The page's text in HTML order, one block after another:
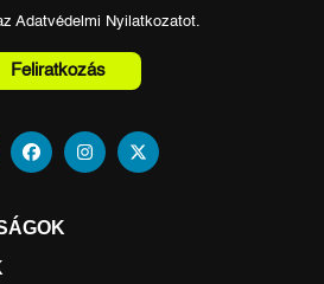
Adatvédelmi Nyilatkozatot.
Feliratkozás